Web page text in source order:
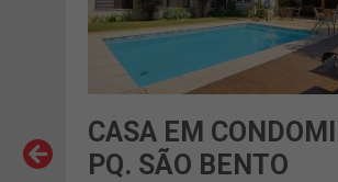
|
CASA EM
PQ. SÃO BENTO